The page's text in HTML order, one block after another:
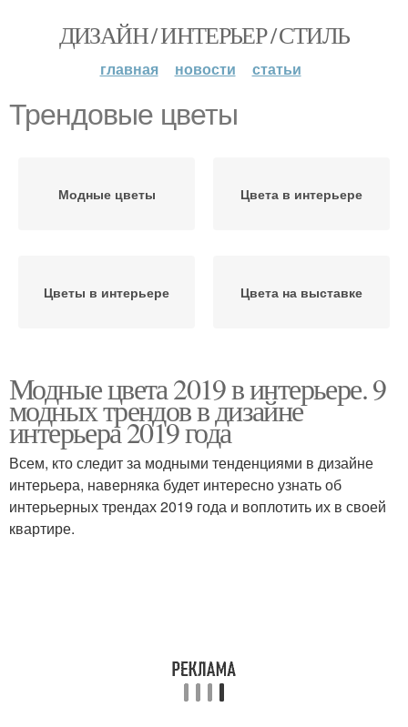
ДИЗАЙН / ИНТЕРЬЕР / СТИЛЬ
главная новости статьи
Трендовые цветы
Модные цветы Цвета в интерьере
Цветы в интерьере Цвета на выставке
Модные цвета 2019 в интерьере. 9
модных трендов в дизайне
интерьера 2019 года
Всем, кто следит за модными тенденциями в дизайне
интерьера, наверняка будет интересно узнать об
интерьерных трендах 2019 года и воплотить их в своей
квартире.